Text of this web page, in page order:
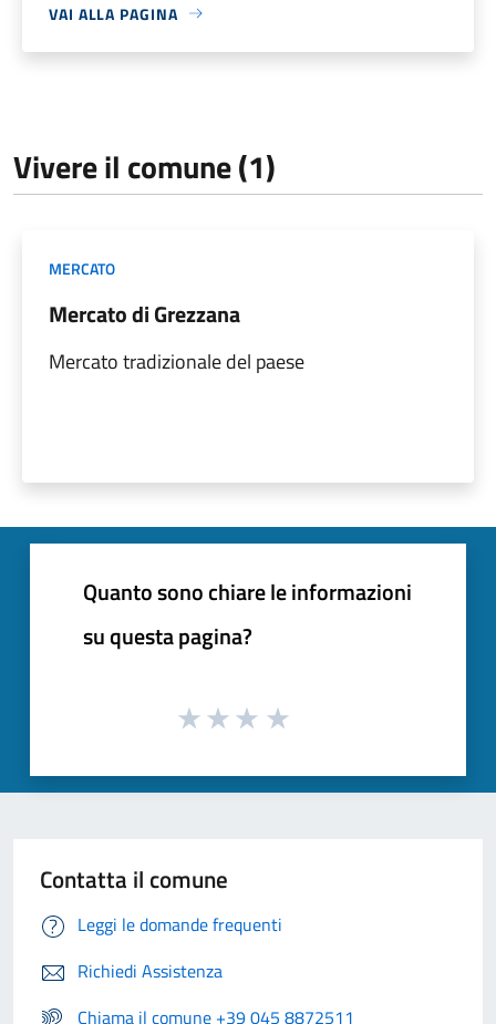
VAI ALLA PAGINA
Vivere il comune (1)
MERCATO
Mercato di Grezzana
Mercato tradizionale del paese
Quanto sono chiare le informazioni
su questa pagina?
Contatta il comune
Leggi le domande frequenti
Richiedi Assistenza
Chiama il comune +39 045 8872511